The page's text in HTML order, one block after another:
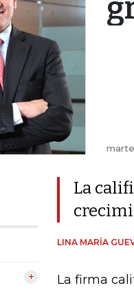
La
LINA MARÍA
La firma